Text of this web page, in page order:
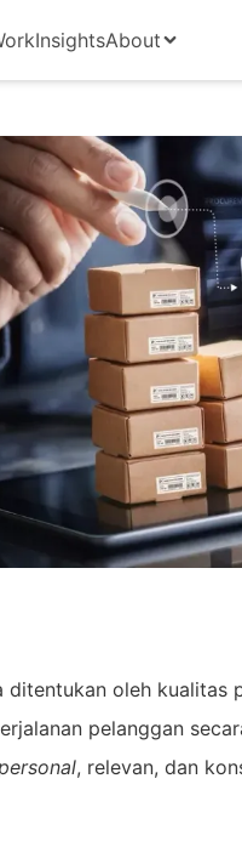
InsightsAbout
ditentukan oleh kualitas
pelanggan
, relevan, dan